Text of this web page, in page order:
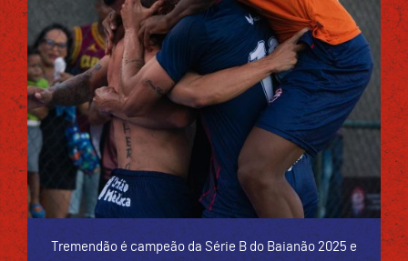
Tremendão é campeão da Série B do Baianão 2025 e